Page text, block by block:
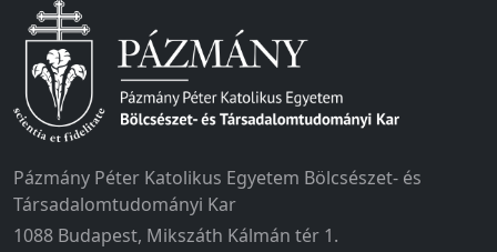
Pázmány Péter Katolikus Egyetem Bölcsészet- és
Társadalomtudományi Kar
1088 Budapest, Mikszáth Kálmán tér 1.